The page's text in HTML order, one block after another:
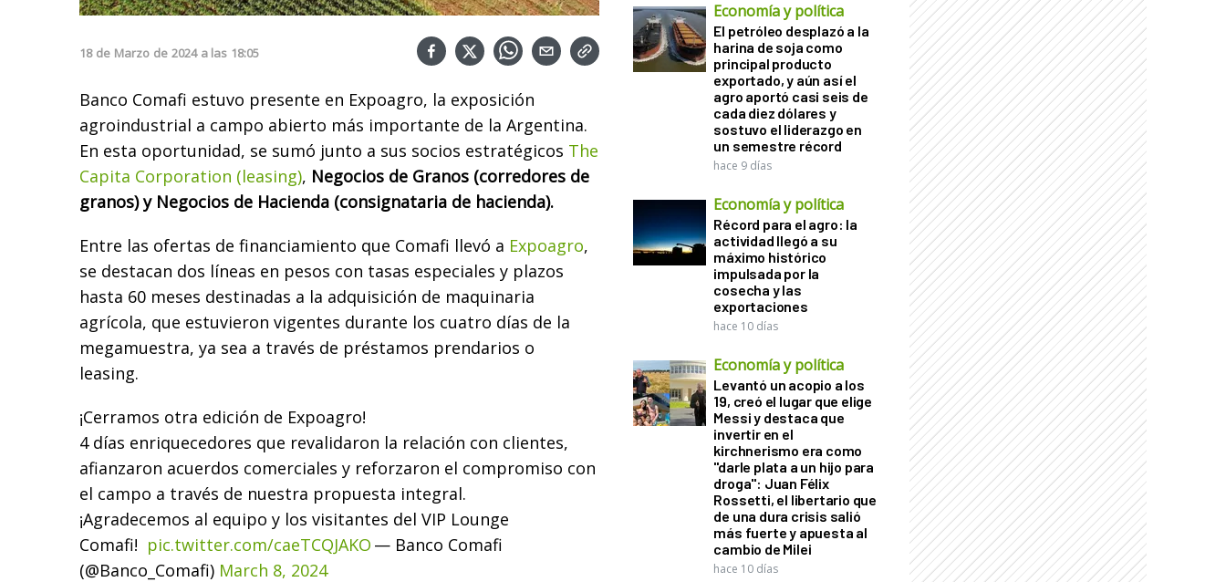
18 de Marzo de 2024 a las 18:05
Banco Comafi estuvo presente en Expoagro, la exposición
agroindustrial a campo abierto más importante de la Argentina.
En esta oportunidad, se sumó junto a sus socios estratégicos The
Capita Corporation (leasing), Negocios de Granos (corredores de
granos) y Negocios de Hacienda (consignataria de hacienda).
Entre las ofertas de financiamiento que Comafi llevó a Expoagro,
se destacan dos líneas en pesos con tasas especiales y plazos
hasta 60 meses destinadas a la adquisición de maquinaria
agrícola, que estuvieron vigentes durante los cuatro días de la
megamuestra, ya sea a través de préstamos prendarios o
leasing.
¡Cerramos otra edición de Expoagro!
4 días enriquecedores que revalidaron la relación con clientes,
afianzaron acuerdos comerciales y reforzaron el compromiso con
el campo a través de nuestra propuesta integral.
¡Agradecemos al equipo y los visitantes del VIP Lounge
Comafi! pic.twitter.com/caeTCQJAKO — Banco Comafi
(@Banco_Comafi) March 8, 2024
Economía y política
El petróleo desplazó a la
harina de soja como
principal producto
exportado, y aún así el
agro aportó casi seis de
cada diez dólares y
sostuvo el liderazgo en
un semestre récord
hace 9 días
Economía y política
Récord para el agro: la
actividad llegó a su
máximo histórico
impulsada por la
cosecha y las
exportaciones
hace 10 días
Economía y política
Levantó un acopio a los
19, creó el lugar que elige
Messi y destaca que
invertir en el
kirchnerismo era como
"darle plata a un hijo para
droga": Juan Félix
Rossetti, el libertario que
de una dura crisis salió
más fuerte y apuesta al
cambio de Milei
hace 10 días